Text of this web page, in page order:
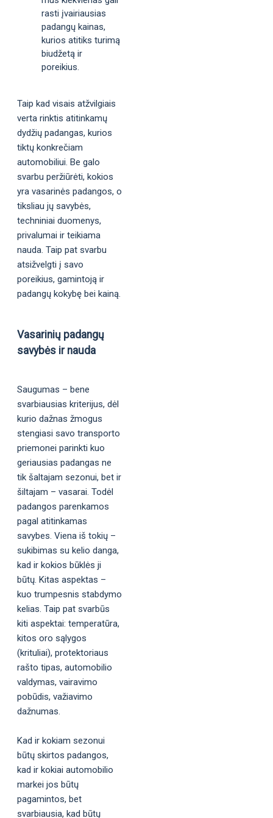
rasti įvairiausias
padangų kainas,
kurios atitiks turimą
biudžetą ir
poreikius.
Taip kad visais atžvilgiais
verta rinktis atitinkamų
dydžių padangas, kurios
tiktų konkrečiam
automobiliui. Be galo
svarbu peržiūrėti, kokios
yra vasarinės padangos, o
tiksliau jų savybės,
techniniai duomenys,
privalumai ir teikiama
nauda. Taip pat svarbu
atsižvelgti į savo
poreikius, gamintoją ir
padangų kokybę bei kainą.
Vasarinių padangų
savybės ir nauda
Saugumas – bene
svarbiausias kriterijus, dėl
kurio dažnas žmogus
stengiasi savo transporto
priemonei parinkti kuo
geriausias padangas ne
tik šaltajam sezonui, bet ir
šiltajam – vasarai. Todėl
padangos parenkamos
pagal atitinkamas
savybes. Viena iš tokių –
sukibimas su kelio danga,
kad ir kokios būklės ji
būtų. Kitas aspektas –
kuo trumpesnis stabdymo
kelias. Taip pat svarbūs
kiti aspektai: temperatūra,
kitos oro sąlygos
(krituliai), protektoriaus
rašto tipas, automobilio
valdymas, vairavimo
pobūdis, važiavimo
dažnumas.
Kad ir kokiam sezonui
būtų skirtos padangos,
kad ir kokiai automobilio
markei jos būtų
pagamintos, bet
svarbiausia, kad būtų